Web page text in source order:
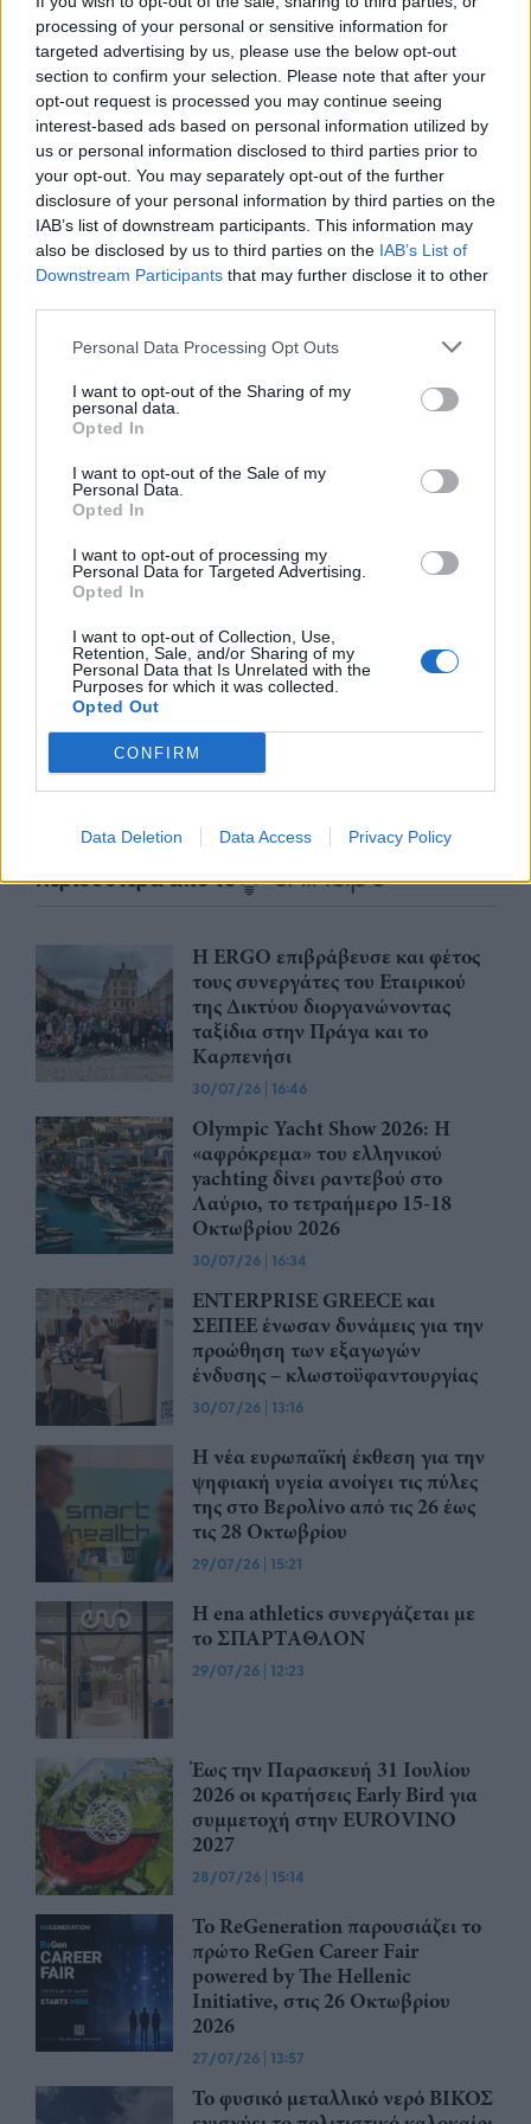
processing of your personal or sensitive information for
targeted advertising by us, please use the below opt-out
section to confirm your selection. Please note that after your
opt-out request is processed you may continue seeing
interest-based ads based on personal information utilized by
us or personal information disclosed to third parties prior to
your opt-out. You may separately opt-out of the further
disclosure of your personal information by third parties on the
IAB’s list of downstream participants. This information may
also be disclosed by us to third parties on the IAB’s List of
Downstream Participants that may further disclose it to other
Personal Data Processing Opt Outs
I want to opt-out of the Sharing of my
personal data.
Opted In
I want to opt-out of the Sale of my
Personal Data.
Opted In
I want to opt-out of processing my
Personal Data for Targeted Advertising.
Opted In
I want to opt-out of Collection, Use,
Retention, Sale, and/or Sharing of my
Personal Data that Is Unrelated with the
Purposes for which it was collected.
Opted Out
CONFIRM
Data Deletion Data Access Privacy Policy
... σχόλια | Κάνε click για να σχολιάσεις
μέλλον του Insurance στην εποχή του AI
Advertorial
Περισσότερα από το
Η ERGO επιβράβευσε και φέτος
τους συνεργάτες του Εταιρικού
της Δικτύου διοργανώνοντας
ταξίδια στην Πράγα και το
Καρπενήσι
30/07/26 | 16:46
Olympic Yacht Show 2026: Η
«αφρόκρεμα» του ελληνικού
yachting δίνει ραντεβού στο
Λαύριο, το τετραήμερο 15-18
Οκτωβρίου 2026
30/07/26 | 16:34
ENTERPRISE GREECE και
ΣΕΠΕΕ ένωσαν δυνάμεις για την
προώθηση των εξαγωγών
ένδυσης – κλωστοϋφαντουργίας
30/07/26 | 13:16
Η νέα ευρωπαϊκή έκθεση για την
ψηφιακή υγεία ανοίγει τις πύλες
της στο Βερολίνο από τις 26 έως
τις 28 Οκτωβρίου
29/07/26 | 15:21
Η ena athletics συνεργάζεται με
το ΣΠΑΡΤΑΘΛΟΝ
29/07/26 | 12:23
Έως την Παρασκευή 31 Ιουλίου
2026 οι κρατήσεις Early Bird για
συμμετοχή στην EUROVINO
2027
28/07/26 | 15:14
Το ReGeneration παρουσιάζει το
πρώτο ReGen Career Fair
powered by The Hellenic
Initiative, στις 26 Οκτωβρίου
2026
27/07/26 | 13:57
Το φυσικό μεταλλικό νερό ΒΙΚΟΣ